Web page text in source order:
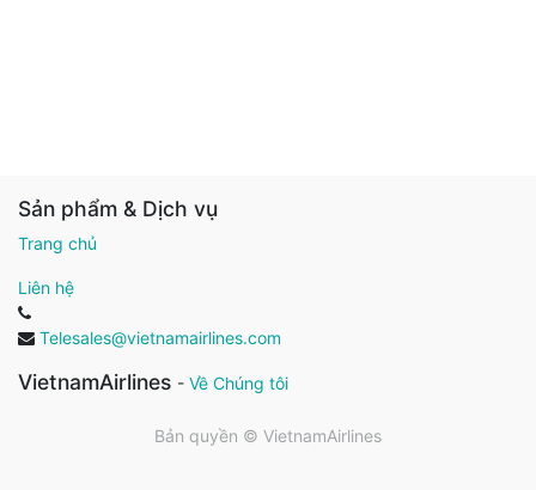
Sản phẩm & Dịch vụ
Trang chủ
Liên hệ
Telesales@vietnamairlines.com
VietnamAirlines - Về Chúng tôi
Bản quyền © VietnamAirlines